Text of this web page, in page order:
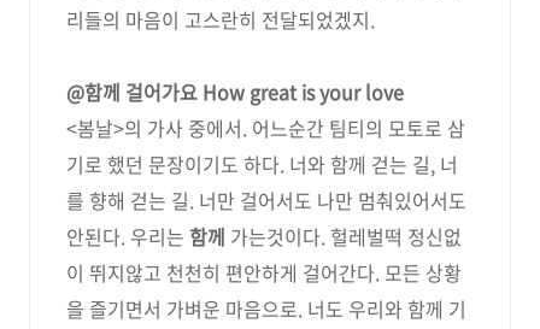
리들의 마음이 고스란히 전달되었겠지.
@함께 걸어가요 How great is your love
<봄날>의 가사 중에서. 어느순간 팀티의 모토로 삼
기로 했던 문장이기도 하다. 너와 함께 걷는 길, 너
를 향해 걷는 길. 너만 걸어서도 나만 멈춰있어서도
안된다. 우리는 함께 가는것이다. 헐레벌떡 정신없
이 뛰지않고 천천히 편안하게 걸어간다. 모든 상황
을 즐기면서 가벼운 마음으로. 너도 우리와 함께 기